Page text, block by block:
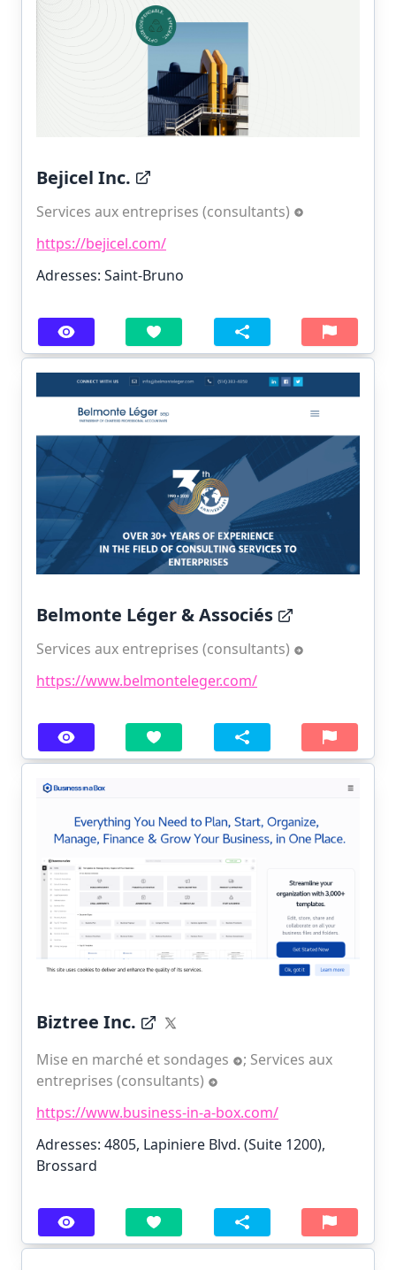
Bejicel Inc.
Services aux entreprises (consultants)
https://bejicel.com/
Adresses: Saint-Bruno
Belmonte Léger & Associés
Services aux entreprises (consultants)
https://www.belmonteleger.com/
Biztree Inc.
Mise en marché et sondages ; Services aux
entreprises (consultants)
https://www.business-in-a-box.com/
Adresses: 4805, Lapiniere Blvd. (Suite 1200),
Brossard